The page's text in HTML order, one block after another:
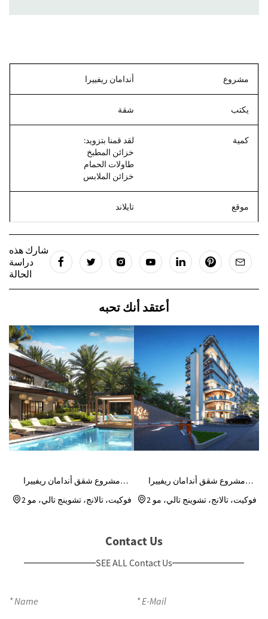
مشروع أندامان ريفييرا
يكتب شقة
كمية
لقد قمنا بتزويد:
خزائن المطبخ
طاولات الحمام
خزائن الملابس
موقع تايلاند
شارك هذه
دراسة
الحالة
أعتقد أنك تحبه
مشروع شقق أندامان ريفييرا
ريزيدنس
فوكيت، تالانج، تشوينج تالي، مو 2
مشروع شقق أندامان ريفييرا
ريزيدنس
فوكيت، تالانج، تشوينج تالي، مو 2
Contact Us
SEE ALL Contact Us